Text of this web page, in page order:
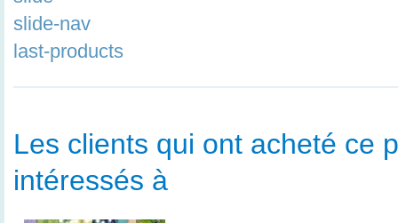
slide-nav
last-products
Les clients qui ont acheté ce
intéressés à